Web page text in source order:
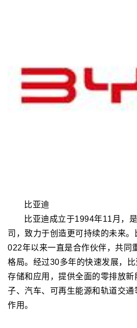
比亚迪
比亚迪成立于1994年11月，
司，致力于创造更可持续的未来
022年以来一直是合作伙伴，共同
格局。经过30多年的快速发展，比
存储和应用，提供全面的零排放
子、汽车、可再生能源和轨道交
作用。